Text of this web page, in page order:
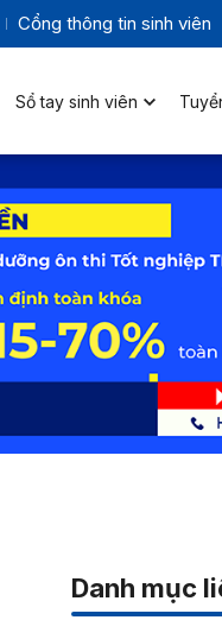
Cổng thông tin sinh viên
Sổ tay sinh viên
Danh mục